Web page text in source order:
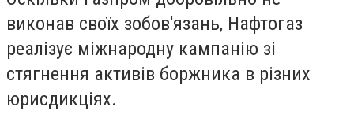
виконав своїх зобов'язань, Нафтогаз
реалізує міжнародну кампанію зі
стягнення активів боржника в різних
юрисдикціях.